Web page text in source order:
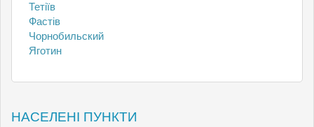
Тетіїв
Фастів
Чорнобильский
Яготин
НАСЕЛЕНІ ПУНКТИ